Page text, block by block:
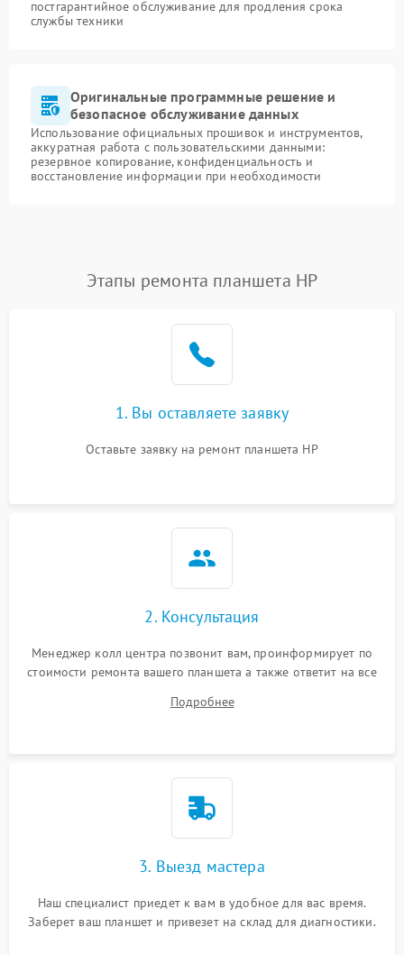
постгарантийное обслуживание для продления срока
службы техники
Оригинальные программные решение и
безопасное обслуживание данных
Использование официальных прошивок и инструментов,
аккуратная работа с пользовательскими данными:
резервное копирование, конфиденциальность и
восстановление информации при необходимости
Этапы ремонта планшета HP
1. Вы оставляете заявку
Оставьте заявку на ремонт планшета HP
2. Консультация
Менеджер колл центра позвонит вам, проинформирует по
стоимости ремонта вашего планшета а также ответит на все
Подробнее
3. Выезд мастера
Наш специалист приедет к вам в удобное для вас время.
Заберет ваш планшет и привезет на склад для диагностики.